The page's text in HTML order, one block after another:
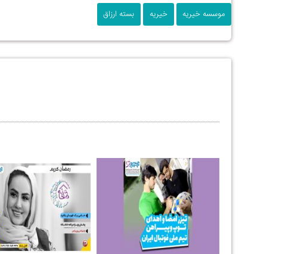
موسسه خیریه خیریه بسته ارزاق